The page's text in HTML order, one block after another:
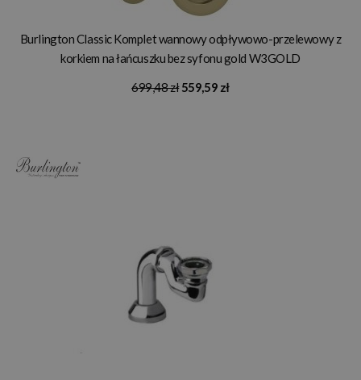
Burlington Classic Komplet wannowy odpływowo-przelewowy z
korkiem na łańcuszku bez syfonu gold W3GOLD
699,48 zł 559,59 zł